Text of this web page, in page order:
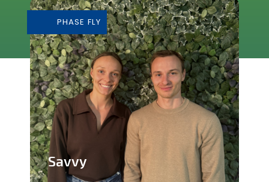
de musique
En savoir plus
PHASE FLY
Savvy